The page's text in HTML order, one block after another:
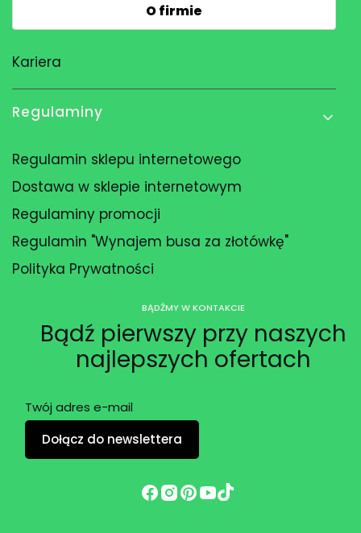
O firmie
Kariera
Regulaminy
Regulamin sklepu internetowego
Dostawa w sklepie internetowym
Regulaminy promocji
Regulamin "Wynajem busa za złotówkę"
Polityka Prywatności
BĄDŹMY W KONTAKCIE
Bądź pierwszy przy naszych
najlepszych ofertach
Twój adres e-mail
Dołącz do newslettera